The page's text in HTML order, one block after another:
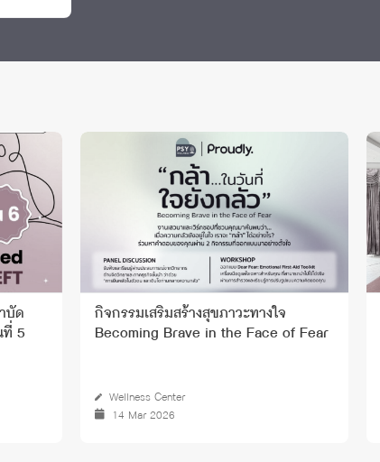
บัด
5
กิจกรรมเสริมสร้างสุขภาวะทางใจ
Becoming Brave in the Face of Fear
Wellness Center
14 Mar 2026